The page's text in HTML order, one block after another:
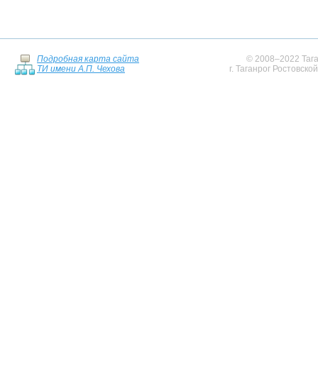
Подробная карта сайта
ТИ имени А.П. Чехова
© 2008–2022
г. Таганрог